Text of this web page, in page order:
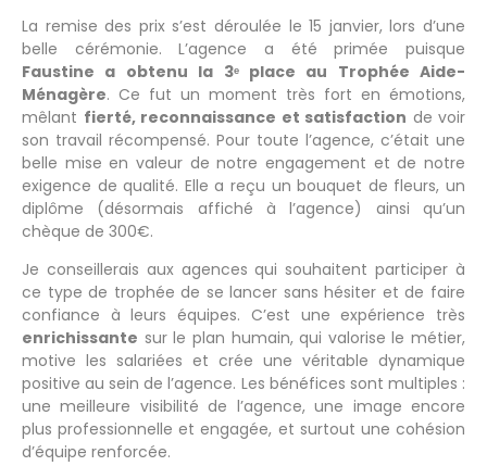
La remise des prix s’est déroulée le 15 janvier, lors d’une
belle cérémonie. L’agence a été primée puisque
Faustine a obtenu la 3ᵉ place au Trophée Aide-
Ménagère. Ce fut un moment très fort en émotions,
mêlant fierté, reconnaissance et satisfaction de voir
son travail récompensé. Pour toute l’agence, c’était une
belle mise en valeur de notre engagement et de notre
exigence de qualité. Elle a reçu un bouquet de fleurs, un
diplôme (désormais affiché à l’agence) ainsi qu’un
chèque de 300€.
Je conseillerais aux agences qui souhaitent participer à
ce type de trophée de se lancer sans hésiter et de faire
confiance à leurs équipes. C’est une expérience très
enrichissante sur le plan humain, qui valorise le métier,
motive les salariées et crée une véritable dynamique
positive au sein de l’agence. Les bénéfices sont multiples :
une meilleure visibilité de l’agence, une image encore
plus professionnelle et engagée, et surtout une cohésion
d’équipe renforcée.